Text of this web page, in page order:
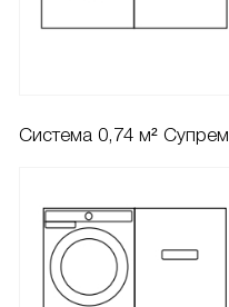
Система 0,74 м² Супрем